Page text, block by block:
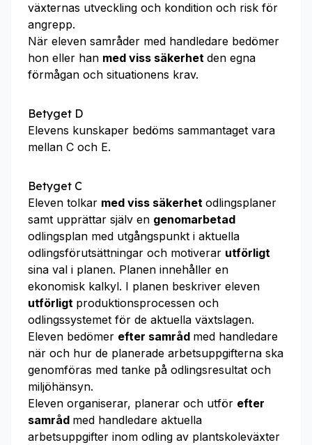
växternas utveckling och kondition och risk för
angrepp.
När eleven samråder med handledare bedömer
hon eller han med viss säkerhet den egna
förmågan och situationens krav.
Betyget D
Elevens kunskaper bedöms sammantaget vara
mellan C och E.
Betyget C
Eleven tolkar med viss säkerhet odlingsplaner
samt upprättar själv en genomarbetad
odlingsplan med utgångspunkt i aktuella
odlingsförutsättningar och motiverar utförligt
sina val i planen. Planen innehåller en
ekonomisk kalkyl. I planen beskriver eleven
utförligt produktionsprocessen och
odlingssystemet för de aktuella växtslagen.
Eleven bedömer efter samråd med handledare
när och hur de planerade arbetsuppgifterna ska
genomföras med tanke på odlingsresultat och
miljöhänsyn.
Eleven organiserar, planerar och utför efter
samråd med handledare aktuella
arbetsuppgifter inom odling av plantskoleväxter